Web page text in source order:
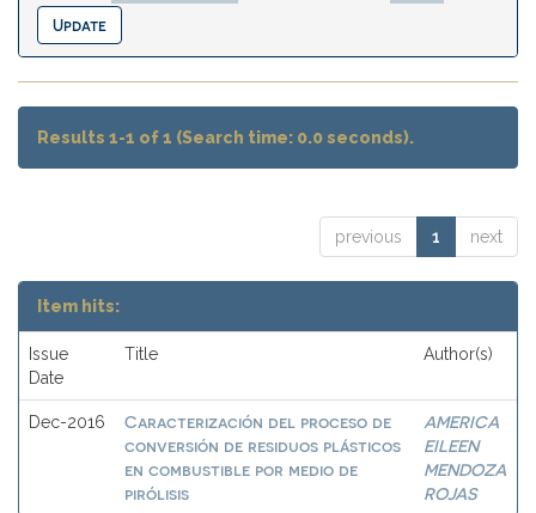
Results 1-1 of 1 (Search time: 0.0 seconds).
previous 1 next
Item hits:
Issue
Date
Title Author(s)
Dec-2016
Caracterización del proceso de
conversión de residuos plásticos
en combustible por medio de
pirólisis
AMERICA
EILEEN
MENDOZA
ROJAS